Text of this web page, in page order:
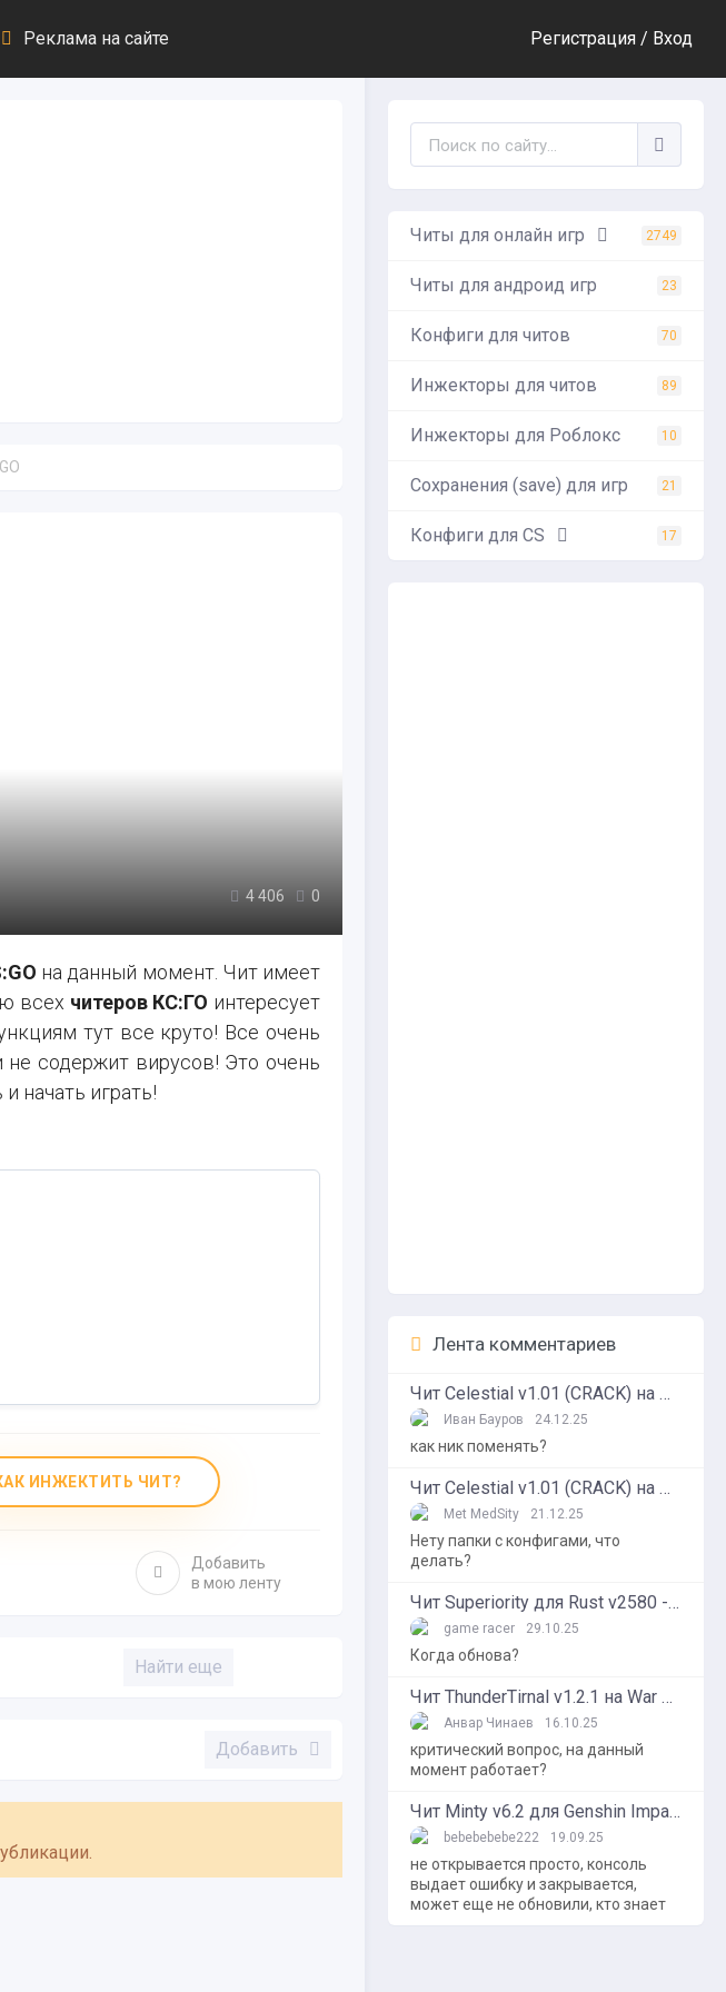
Реклама на сайте Регистрация / Вход
4 406 0
на данный момент. Чит имеет
всех читеров КС:ГО интересует
тут все круто! Все очень
содержит вирусов! Это очень
начать играть!
ИНЖЕКТИТЬ ЧИТ?
Добавить
в мою ленту
Найти еще
Добавить
Читы для онлайн игр 2749
Читы для андроид игр 23
Конфиги для читов 70
Инжекторы для читов 89
Инжекторы для Роблокс 10
Сохранения (save) для игр 21
Конфиги для CS 17
Лента комментариев
Чит Celestial v1.01 (CRACK) на Minecraft 1.16.5
Иван Бауров 24.12.25
как ник поменять?
Чит Celestial v1.01 (CRACK) на Minecraft 1.16.5
Met MedSity 21.12.25
Нету папки с конфигами, что
делать?
Чит Superiority для Rust v2580 - Non-Steam Hack
game racer 29.10.25
Когда обнова?
Чит ThunderTirnal v1.2.1 на War Thunder
Анвар Чинаев 16.10.25
критический вопрос, на данный
момент работает?
Чит Minty v6.2 для Genshin Impact 6.2 - Shika Hub
bebebebebe222 19.09.25
не открывается просто, консоль
выдает ошибку и закрывается,
может еще не обновили, кто знает